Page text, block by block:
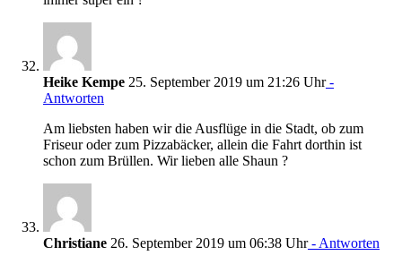
Heike Kempe 25. September 2019 um 21:26 Uhr-
Antworten
Am liebsten haben wir die Ausflüge in die Stadt, ob zum
Friseur oder zum Pizzabäcker, allein die Fahrt dorthin ist
schon zum Brüllen. Wir lieben alle Shaun ?
Christiane 26. September 2019 um 06:38 Uhr- Antworten